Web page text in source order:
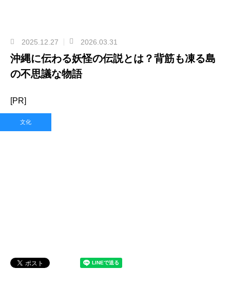
2025.12.27 2026.03.31
沖縄に伝わる妖怪の伝説とは？背筋も凍る島
の不思議な物語
[PR]
文化